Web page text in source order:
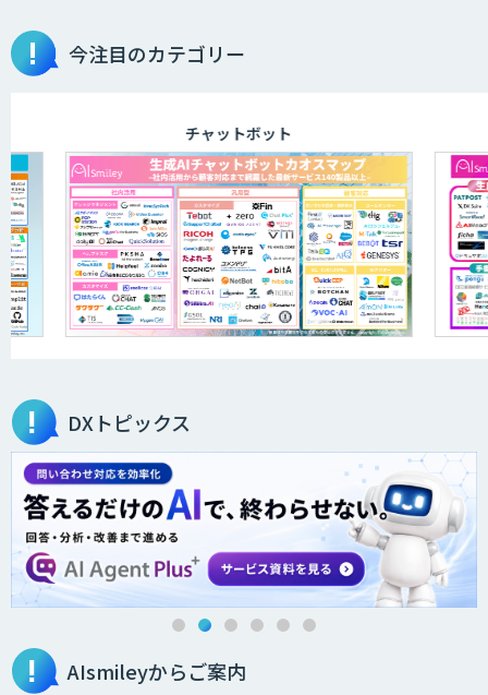
aiDAPTIV+
アリストルの法人向けAI研修
ELYZA Works with KDDI
医療文書作成を効率化する生成
AI「OPTiM AI ホスピタル」
オーダーメイドAI人材育成研修
Brain Plus for Sales
今注目のカテゴリー
チャットボット
DXトピックス
AIsmileyからご案内